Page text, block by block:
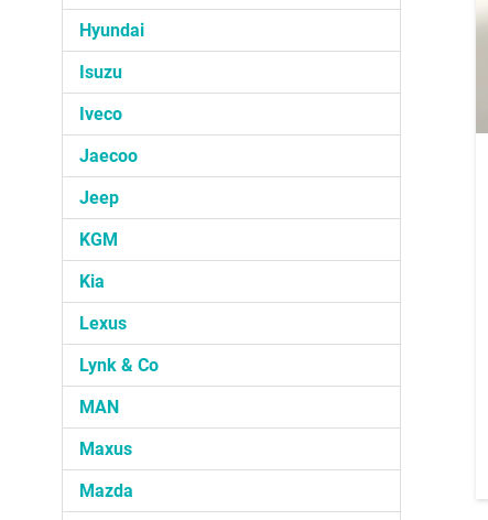
Hyundai
Isuzu
Iveco
Jaecoo
Jeep
KGM
Kia
Lexus
Lynk & Co
MAN
Maxus
Mazda